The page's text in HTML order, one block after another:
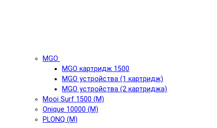
MGO
MGO картридж 1500
MGO устройства (1 картридж)
MGO устройства (2 картриджа)
Mooi Surf 1500 (М)
Onique 10000 (М)
PLONQ (М)